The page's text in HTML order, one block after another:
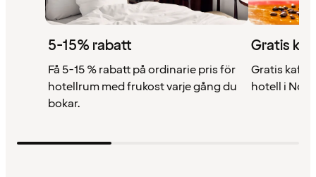
5-15% rabatt
Få 5-15 % rabatt på ordinarie pris för
hotellrum med frukost varje gång du
bokar.
Gratis
Gratis kaffe
hotell i